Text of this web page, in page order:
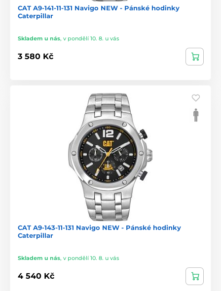
CAT A9-141-11-131 Navigo NEW - Pánské hodinky
Caterpillar
Skladem u nás, v pondělí 10. 8. u vás
3 580 Kč
CAT A9-143-11-131 Navigo NEW - Pánské hodinky
Caterpillar
Skladem u nás, v pondělí 10. 8. u vás
4 540 Kč